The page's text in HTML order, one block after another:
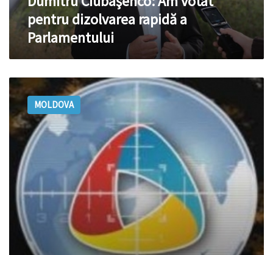
pentru dizolvarea rapidă a
Parlamentului
Jurnaliştii
despre
cazul
NIT
MOLDOVA